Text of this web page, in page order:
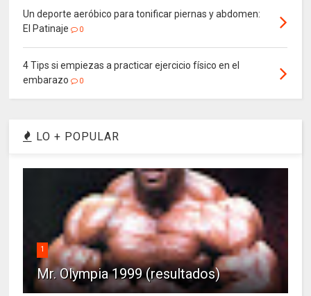
Un deporte aeróbico para tonificar piernas y abdomen:
El Patinaje
0
4 Tips si empiezas a practicar ejercicio físico en el
embarazo
0
LO + POPULAR
1
Mr. Olympia 1999 (resultados)